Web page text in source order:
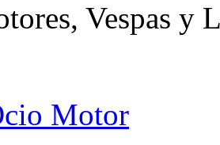
Vespas y
Motor